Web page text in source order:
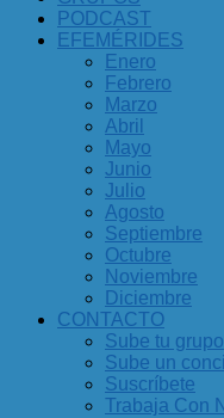
PODCAST
EFEMÉRIDES
Enero
Febrero
Marzo
Abril
Mayo
Junio
Julio
Agosto
Septiembre
Octubre
Noviembre
Diciembre
CONTACTO
Sube tu grupo
Sube un
Suscríbete
Trabaja Con